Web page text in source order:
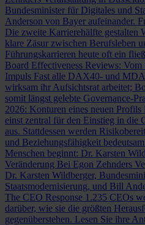
Bundesminister für Digitales und
Anderson von Bayer aufeinander.
Die zweite Karrierehälfte gestalten
klare Zäsur zwischen Berufsleben
Führungskarrieren heute oft ein
Board Effectiveness Reviews: Vom
Impuls Fast alle DAX40- und
wirksam ihr Aufsichtsrat arbeitet;
somit längst gelebte Governance-
2026: Konturen eines neuen Profils
einst zentral für den Einstieg in die
aus. Stattdessen werden
und Beziehungsfähigkeit
Menschen beginnt: Dr. Karsten
Veränderung Bei Egon Zehnders
Dr. Karsten Wildberger,
Staatsmodernisierung, und Bill
The CEO Response 1.235 CEOs
darüber, wie sie die größten
gegenüberstehen. Lesen Sie ihre